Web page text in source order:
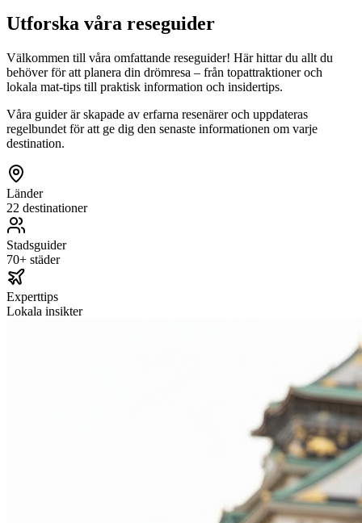
Utforska våra reseguider
Välkommen till våra omfattande reseguider! Här hittar du allt du
behöver för att planera din drömresa – från topattraktioner och
lokala mat-tips till praktisk information och insidertips.
Våra guider är skapade av erfarna resenärer och uppdateras
regelbundet för att ge dig den senaste informationen om varje
destination.
Länder
22 destinationer
Stadsguider
70+ städer
Experttips
Lokala insikter